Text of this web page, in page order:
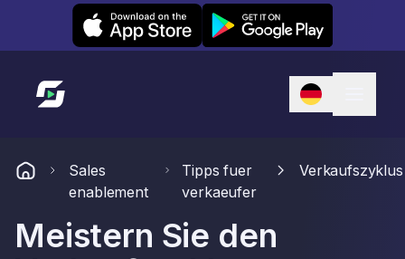
Leexi on iOS Leexi on Android
Link zur Startseite
Sales
enablement
Tipps fuer
verkaeufer
Verkaufszyklus
Meistern Sie den